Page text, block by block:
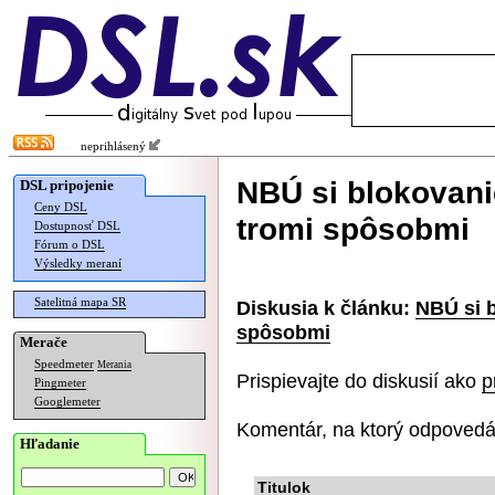
neprihlásený
DSL pripojenie
Ceny DSL
Dostupnosť DSL
Fórum o DSL
Výsledky meraní
Satelitná mapa SR
Merače
Speedmeter Merania
Pingmeter
Googlemeter
Hľadanie
NBÚ si
tromi spôsobmi
Diskusia k článku: NBÚ si
spôsobmi
Prispievajte do diskusií ako
Komentár, na ktorý
Titulok